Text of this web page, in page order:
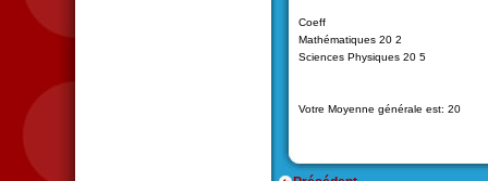
Coeff
Mathématiques 20 2
Sciences Physiques 20 5
Votre Moyenne générale est: 20